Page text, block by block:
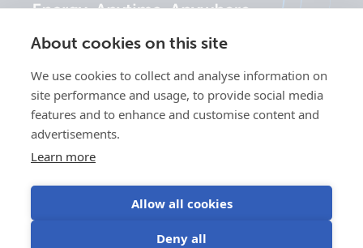
About cookies on this site
We use cookies to collect and analyse information on
site performance and usage, to provide social media
features and to enhance and customise content and
advertisements.
Learn more
Allow all cookies
Deny all
Політика
файлів cookie
файлів cookie